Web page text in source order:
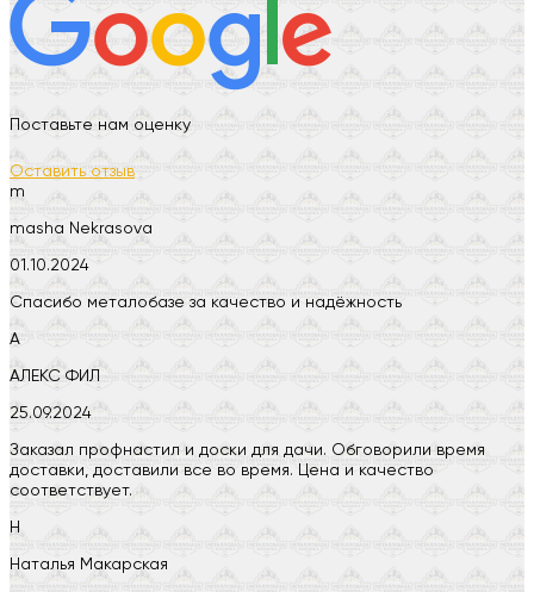
Поставьте нам оценку
Оставить отзыв
m
masha Nekrasova
01.10.2024
Спасибо металобазе за качество и надёжность
А
АЛЕКС ФИЛ
25.09.2024
Заказал профнастил и доски для дачи. Обговорили время
доставки, доставили все во время. Цена и качество
соответствует.
Н
Наталья Макарская